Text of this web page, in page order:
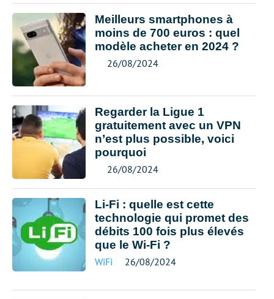
Meilleurs smartphones à
moins de 700 euros : quel
modèle acheter en 2024 ?
26/08/2024
Regarder la Ligue 1
gratuitement avec un VPN
n’est plus possible, voici
pourquoi
26/08/2024
Li-Fi : quelle est cette
technologie qui promet des
débits 100 fois plus élevés
que le Wi-Fi ?
WiFi 26/08/2024